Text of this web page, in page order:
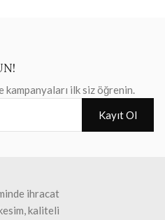
ilk siz öğrenin.
Kayıt Ol
ihracat
kaliteli